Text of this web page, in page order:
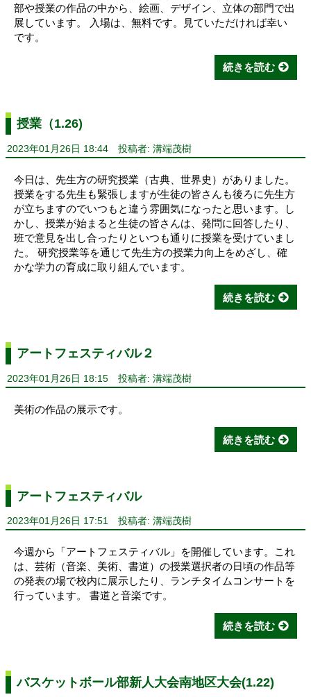
部や授業の作品の中から、絵画、デザイン、立体の部門で出
展しています。 入場は、無料です。見ていただければ幸い
です。
続きを読む
授業（1.26)
2023年01月26日 18:44 投稿者: 溝端茂樹
今日は、先生方の研究授業（古典、世界史）がありました。
授業をする先生も緊張しますが生徒の皆さんも後ろに先生方
が立ちますのでいつもと違う雰囲気になったと思います。し
かし、授業が始まると生徒の皆さんは、発問に回答したり、
班で意見を出し合ったりといつも通りに授業を受けていまし
た。 研究授業等を通じて先生方の授業力向上をめざし、確
かな学力の育成に取り組んでいます。
続きを読む
アートフェスティバル２
2023年01月26日 18:15 投稿者: 溝端茂樹
美術の作品の展示です。
続きを読む
アートフェスティバル
2023年01月26日 17:51 投稿者: 溝端茂樹
今週から「アートフェスティバル」を開催しています。これ
は、芸術（音楽、美術、書道）の授業選択者の日頃の作品等
の発表の場で校内に展示したり、ランチタイムコンサートを
行っています。 書道と音楽です。
続きを読む
バスケットボール部新人大会南地区大会(1.22)